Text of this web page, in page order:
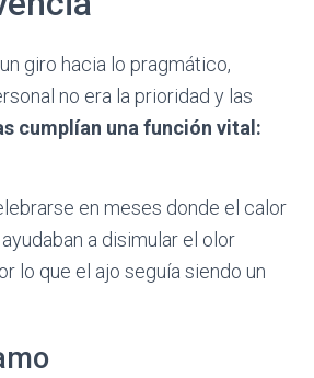
giro hacia lo pragmático,
no era la prioridad y las
cumplían una función vital:
en meses donde el calor
a disimular el olor
lo que el ajo seguía siendo un